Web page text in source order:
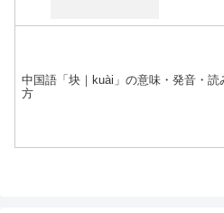
中国語「块｜kuài」の意味・発音・読
方